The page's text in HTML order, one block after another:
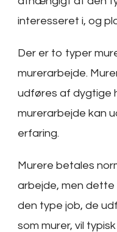
interesseret i, og
Der er to typer
murerarbejde.
udføres af dygtige
murerarbejde kan
erfaring.
Murere betales
arbejde, men
den type job, de
som murer, vil